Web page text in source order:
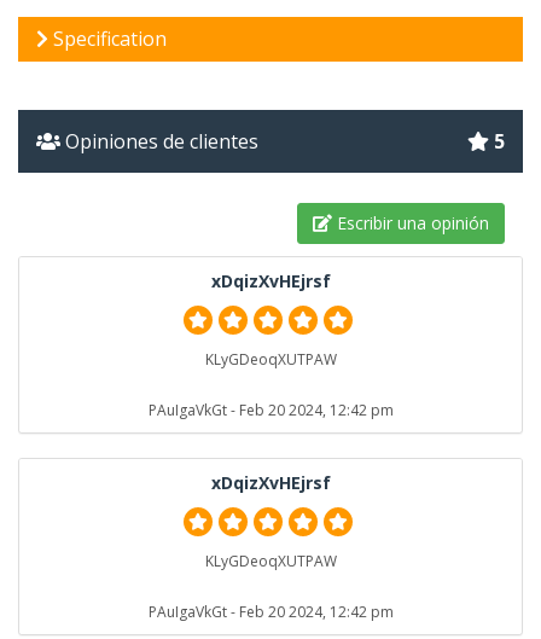
Specification
Opiniones de clientes 5
Escribir una opinión
xDqizXvHEjrsf
KLyGDeoqXUTPAW
PAuIgaVkGt - Feb 20 2024, 12:42 pm
xDqizXvHEjrsf
KLyGDeoqXUTPAW
PAuIgaVkGt - Feb 20 2024, 12:42 pm